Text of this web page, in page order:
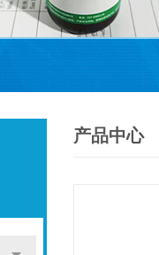
产品中心